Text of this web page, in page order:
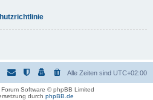
Alle Zeiten sind UTC+02:00
Software © phpBB Limited
durch phpBB.de